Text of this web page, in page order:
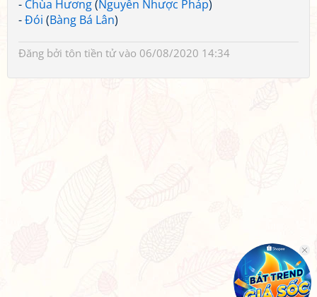
- Chùa Hương(Nguyễn Nhược Pháp)
-Đói (Bàng Bá Lân)
Đăng bởi tôn tiền tửvào 06/08/2020 14:34